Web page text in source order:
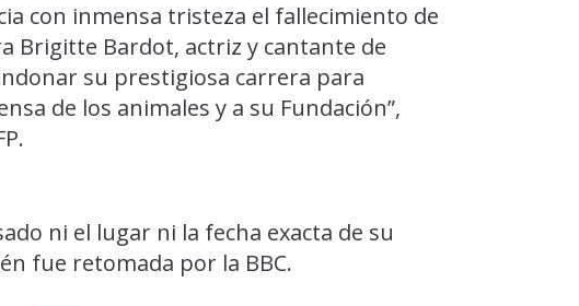
con inmensa tristeza el fallecimiento de
Brigitte Bardot, actriz y cantante de
su prestigiosa carrera para
de los animales y a su Fundación”,
ni el lugar ni la fecha exacta de su
fue retomada por la BBC.